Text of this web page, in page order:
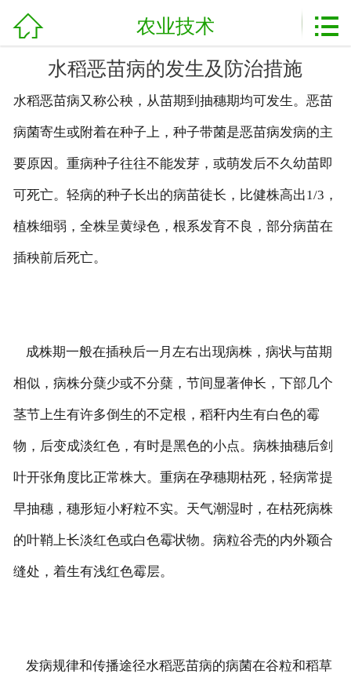
网站首页
关于我们
产品展示
新闻资讯
客户案例
联系我们
 农业技术 
水稻恶苗病的发生及防治措施
水稻恶苗病又称公秧，从苗期到抽穗期均可发生。恶苗
病菌寄生或附着在种子上，种子带菌是恶苗病发病的主
要原因。重病种子往往不能发芽，或萌发后不久幼苗即
可死亡。轻病的种子长出的病苗徒长，比健株高出1/3，
植株细弱，全株呈黄绿色，根系发育不良，部分病苗在
插秧前后死亡。
成株期一般在插秧后一月左右出现病株，病状与苗期
相似，病株分蘖少或不分蘖，节间显著伸长，下部几个
茎节上生有许多倒生的不定根，稻秆内生有白色的霉
物，后变成淡红色，有时是黑色的小点。病株抽穗后剑
叶开张角度比正常株大。重病在孕穗期枯死，轻病常提
早抽穗，穗形短小籽粒不实。天气潮湿时，在枯死病株
的叶鞘上长淡红色或白色霉状物。病粒谷壳的内外颖合
缝处，着生有浅红色霉层。
发病规律和传播途径水稻恶苗病的病菌在谷粒和稻草